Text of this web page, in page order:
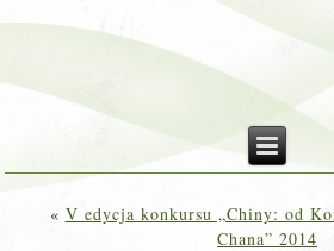
« V edycja konkursu „Chiny: od
Chana” 2014